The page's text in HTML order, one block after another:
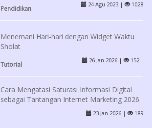
Pendidikan
24 Agu 2023 | 1028
Menemani Hari-hari dengan Widget Waktu
Sholat
Tutorial
26 Jan 2026 | 152
Cara Mengatasi Saturasi Informasi Digital
sebagai Tantangan Internet Marketing 2026
23 Jan 2026 | 189